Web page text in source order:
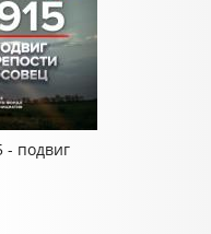
- подвиг